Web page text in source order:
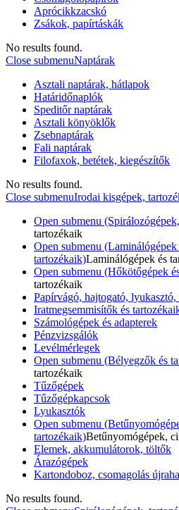
Aprócikkzacskó
Zsákok, papírtáskák
No results found.
Close submenuNaptárak
Asztali naptárak, hátlapok
Határidőnaplók
Speditőr naptárak
Asztali könyöklők
Zsebnaptárak
Fali naptárak
Filofaxok, betétek, kiegészítők
No results found.
Close submenuIrodai kisgépek,
Open submenu
tartozékaik
Open submenu (Laminálógépek
tartozékaik)Laminálógépek és
Open submenu (Hőkötőgépek
tartozékaik
Papírvágó, hajtogató,
Iratmegsemmisítők és
Számológépek és adapterek
Pénzvizsgálók
Levélmérlegek
Open submenu (Bélyegzők és
tartozékaik
Tűzőgépek
Tűzőgépkapcsok
Lyukasztók
Open submenu
tartozékaik)Betűnyomógépek,
Elemek, akkumulátorok, töltők
Árazógépek
Kartondoboz, csomagolás
No results found.